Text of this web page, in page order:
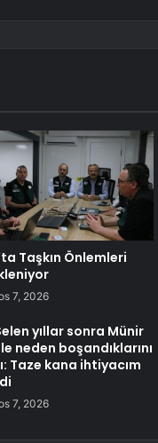
Taşkın Önlemleri
7, 2026
yıllar sonra Münir
neden boşandıklarını
Taze kana ihtiyacım
7, 2026